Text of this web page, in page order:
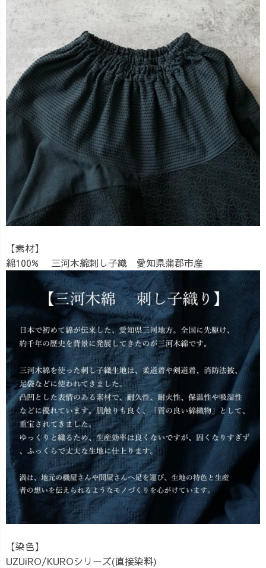
【素材】
綿100% 三河木綿刺し子織 愛知県蒲郡市産
【染色】
UZUiRO/KUROシリーズ(直接染料)